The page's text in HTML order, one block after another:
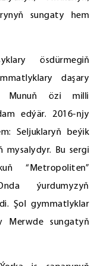
sungaty hem
ösdürmegiň
daşary
Munuň özi milli
edýär. 2016-njy
Seljuklaryň beýik
mysalydyr. Bu sergi
“Metropoliten”
ýurdumyzyň
Şol gymmatlyklar
Merwde sungatyň